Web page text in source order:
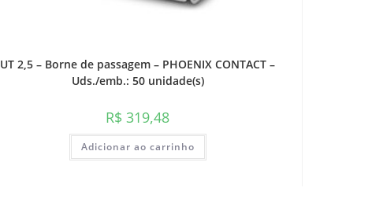
UT 2,5 – Borne de passagem – PHOENIX CONTACT –
Uds./emb.: 50 unidade(s)
R$ 319,48
Adicionar ao carrinho